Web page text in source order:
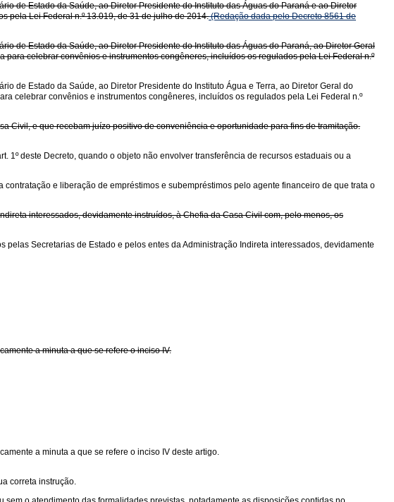
de Estado da Saúde, ao Diretor Presidente do Instituto das Águas do Paraná e ao Diretor
pela Lei Federal n.º 13.019, de 31 de julho de 2014.(Redação dada pelo Decreto 8561 de
de Estado da Saúde, ao Diretor Presidente do Instituto das Águas do Paraná, ao Diretor Geral
celebrar convênios e instrumentos congêneres, incluídos os regulados pela Lei Federal n.º
de Estado da Saúde, ao Diretor Presidente do Instituto Água e Terra, ao Diretor Geral do
celebrar convênios e instrumentos congêneres, incluídos os regulados pela Lei Federal n.º
Civil, e que recebam juízo positivo de conveniência e oportunidade para fins de tramitação.
1º deste Decreto, quando o objeto não envolver transferência de recursos estaduais ou a
e liberação de empréstimos e subempréstimos pelo agente financeiro de que trata o
interessados, devidamente instruídos, à Chefia da Casa Civil com, pelo menos, os
Secretarias de Estado e pelos entes da Administração Indireta interessados, devidamente
a minuta a que se refere o inciso IV.
a minuta a que se refere o inciso IV deste artigo.
correta instrução.